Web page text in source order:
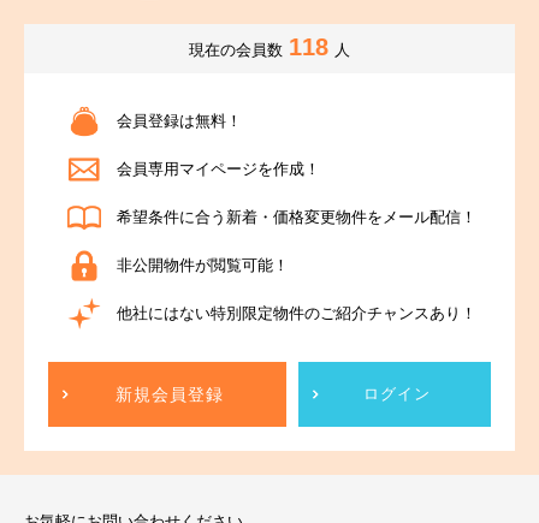
現在の会員数 118 人
会員登録は無料！
会員専用マイページを作成！
希望条件に合う新着・価格変更物件をメール配信！
非公開物件が閲覧可能！
他社にはない特別限定物件のご紹介チャンスあり！
新規会員登録 ログイン